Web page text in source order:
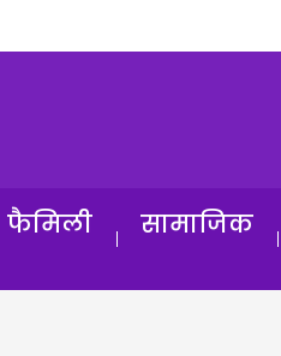
फैमिली सामाजिक